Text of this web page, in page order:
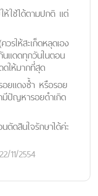
ด้ตามปกติ แต่
สะเก็ดหลุดเอง
นแดดทุกวันในตอน
ดให้มากที่สุด
งช้ำ หรือรอย
ปัญหารอยดำเกิด
ดสินใจรักษาได้ค่ะ
11/2554